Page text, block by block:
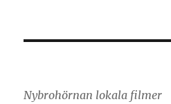
Nybrohörnan lokala filmer